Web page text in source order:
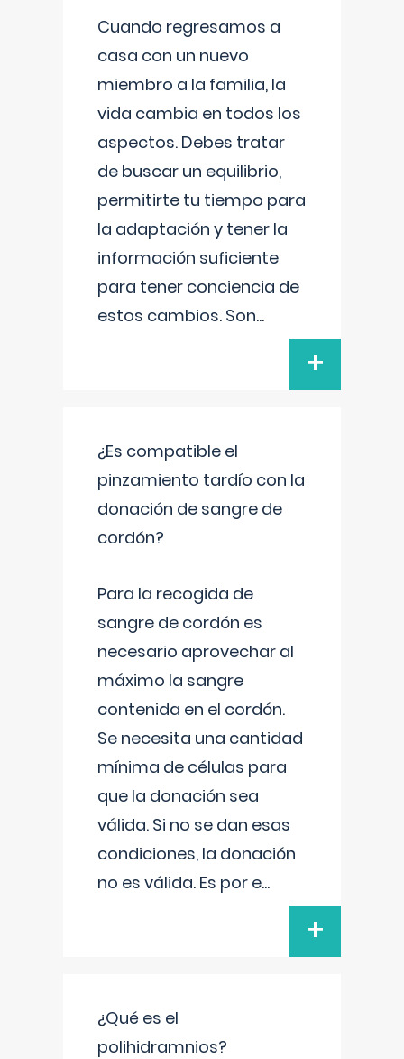
Cuando regresamos a
casa con un nuevo
miembro a la familia, la
vida cambia en todos los
aspectos. Debes tratar
de buscar un equilibrio,
permitirte tu tiempo para
la adaptación y tener la
información suficiente
para tener conciencia de
estos cambios. Son...
+
¿Es compatible el
pinzamiento tardío con la
donación de sangre de
cordón?
Para la recogida de
sangre de cordón es
necesario aprovechar al
máximo la sangre
contenida en el cordón.
Se necesita una cantidad
mínima de células para
que la donación sea
válida. Si no se dan esas
condiciones, la donación
no es válida. Es por e...
+
¿Qué es el
polihidramnios?